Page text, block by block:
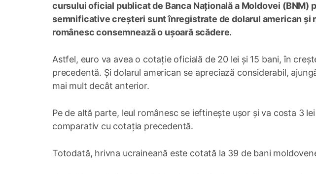
cursului oficial publicat de Banca Națională a Moldovei (BNM)
semnificative creșteri sunt înregistrate de dolarul american și
românesc consemnează o ușoară scădere.
Astfel, euro va avea o cotație oficială de 20 lei și 15 bani, în
precedentă. Și dolarul american se apreciază considerabil,
mai mult decât anterior.
Pe de altă parte, leul românesc se ieftinește ușor și va costa 3
comparativ cu cotația precedentă.
Totodată, hrivna ucraineană este cotată la 39 de bani